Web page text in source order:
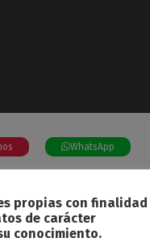
WhatsApp
propias con finalidad
de carácter
conocimiento.